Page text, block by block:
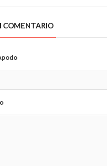
COMENTARIO